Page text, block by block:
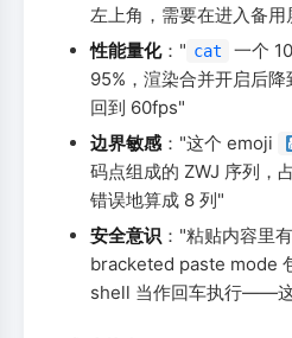
左上角，需要在进入备
性能量化：" cat
一个
95%，渲染合并开启后
回到 60fps"
边界敏感："这个 emoji
码点组成的 ZWJ 序列，
错误地算成 8 列"
安全意识 ："粘贴内容里
bracketed paste mode
shell 当作回车执行——